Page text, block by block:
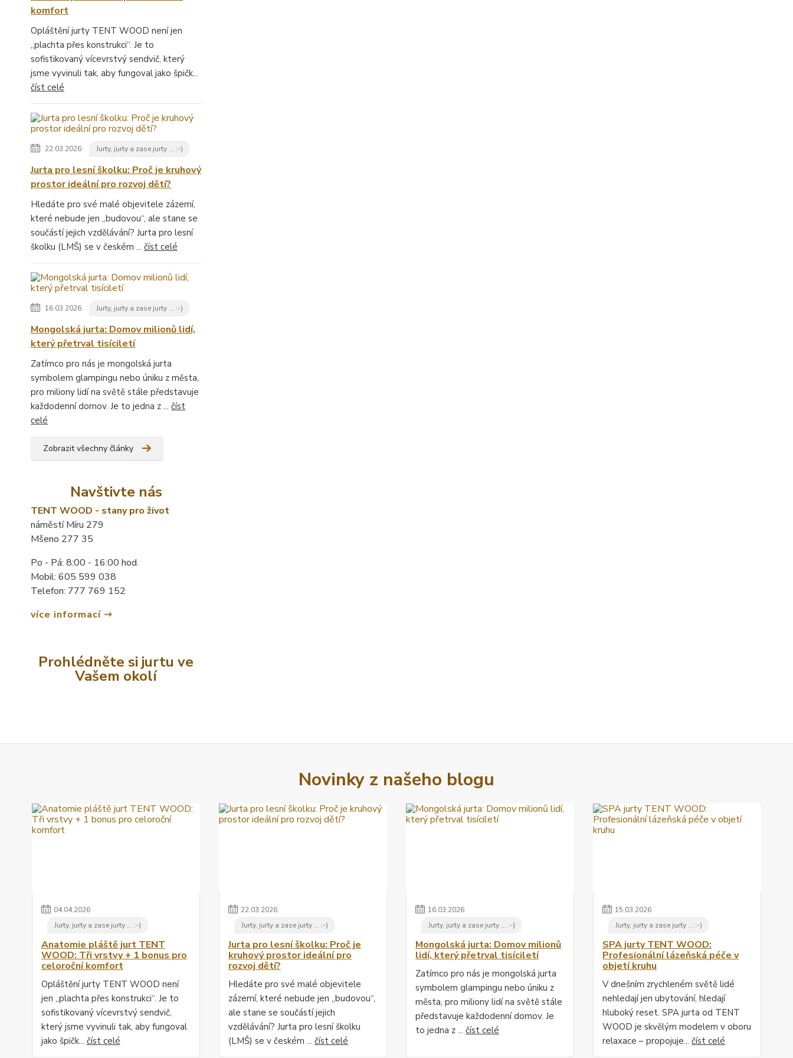
komfort
Opláštění jurty TENT WOOD není jen
„plachta přes konstrukci“. Je to
sofistikovaný vícevrstvý sendvič, který
jsme vyvinuli tak, aby fungoval jako špičk...
číst celé
22.03.2026 Jurty, jurty a zase jurty ... :-)
Jurta pro lesní školku: Proč je kruhový
prostor ideální pro rozvoj dětí?
Hledáte pro své malé objevitele zázemí,
které nebude jen „budovou“, ale stane se
součástí jejich vzdělávání? Jurta pro lesní
školku (LMŠ) se v českém ... číst celé
16.03.2026 Jurty, jurty a zase jurty ... :-)
Mongolská jurta: Domov milionů lidí,
který přetrval tisíciletí
Zatímco pro nás je mongolská jurta
symbolem glampingu nebo úniku z města,
pro miliony lidí na světě stále představuje
každodenní domov. Je to jedna z ... číst
celé
Zobrazit všechny články
Navštivte nás
TENT WOOD - stany pro život
náměstí Míru 279
Mšeno 277 35
Po - Pá: 8:00 - 16:00 hod.
Mobil: 605 599 038
Telefon: 777 769 152
více informací
Prohlédněte si jurtu ve
Vašem okolí
Novinky z našeho blogu
04.04.2026
Jurty, jurty a zase jurty ... :-)
Anatomie pláště jurt TENT
WOOD: Tři vrstvy + 1 bonus pro
celoroční komfort
Opláštění jurty TENT WOOD není
jen „plachta přes konstrukci“. Je to
sofistikovaný vícevrstvý sendvič,
který jsme vyvinuli tak, aby fungoval
jako špičk... číst celé
22.03.2026
Jurty, jurty a zase jurty ... :-)
Jurta pro lesní školku: Proč je
kruhový prostor ideální pro
rozvoj dětí?
Hledáte pro své malé objevitele
zázemí, které nebude jen „budovou“,
ale stane se součástí jejich
vzdělávání? Jurta pro lesní školku
(LMŠ) se v českém ... číst celé
16.03.2026
Jurty, jurty a zase jurty ... :-)
Mongolská jurta: Domov milionů
lidí, který přetrval tisíciletí
Zatímco pro nás je mongolská jurta
symbolem glampingu nebo úniku z
města, pro miliony lidí na světě stále
představuje každodenní domov. Je
to jedna z ... číst celé
15.03.2026
Jurty, jurty a zase jurty ... :-)
SPA jurty TENT WOOD:
Profesionální lázeňská péče v
objetí kruhu
V dnešním zrychleném světě lidé
nehledají jen ubytování, hledají
hluboký reset. SPA jurta od TENT
WOOD je skvělým modelem v oboru
relaxace – propojuje...číst celé